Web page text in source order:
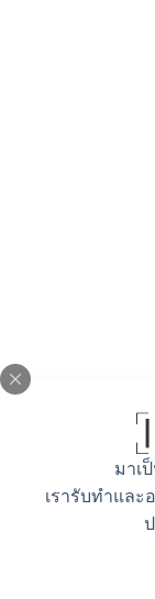
มาเ
เรารับทำและ
คําศัพท์ภาษาอั